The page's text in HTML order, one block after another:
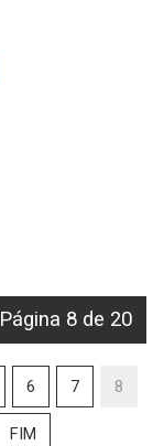
Página 8 de 20
6 7 8
FIM